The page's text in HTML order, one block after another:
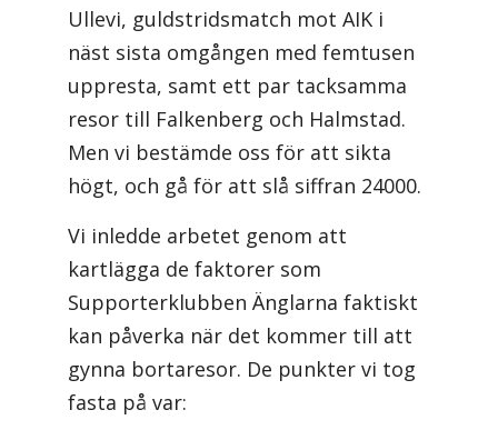
Ullevi, guldstridsmatch mot AIK i
näst sista omgången med femtusen
uppresta, samt ett par tacksamma
resor till Falkenberg och Halmstad.
Men vi bestämde oss för att sikta
högt, och gå för att slå siffran 24000.
Vi inledde arbetet genom att
kartlägga de faktorer som
Supporterklubben Änglarna faktiskt
kan påverka när det kommer till att
gynna bortaresor. De punkter vi tog
fasta på var: